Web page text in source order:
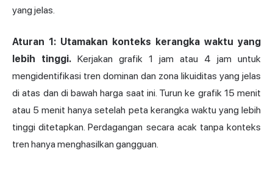
yang jelas.
Aturan 1: Utamakan konteks kerangka waktu yang
lebih tinggi. Kerjakan grafik 1 jam atau 4 jam untuk
mengidentifikasi tren dominan dan zona likuiditas yang jelas
di atas dan di bawah harga saat ini. Turun ke grafik 15 menit
atau 5 menit hanya setelah peta kerangka waktu yang lebih
tinggi ditetapkan. Perdagangan secara acak tanpa konteks
tren hanya menghasilkan gangguan.